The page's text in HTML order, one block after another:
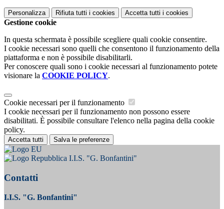
Personalizza Rifiuta tutti i cookies Accetta tutti i cookies
Gestione cookie
In questa schermata è possibile scegliere quali cookie consentire.
I cookie necessari sono quelli che consentono il funzionamento della
piattaforma e non è possibile disabilitarli.
Per conoscere quali sono i cookie necessari al funzionamento potete
visionare la COOKIE POLICY.
Cookie necessari per il funzionamento
I cookie necessari per il funzionamento non possono essere
disabilitati. È possibile consultare l'elenco nella pagina della cookie
policy.
Accetta tutti Salva le preferenze
I.I.S. "G. Bonfantini"
Contatti
I.I.S. "G. Bonfantini"